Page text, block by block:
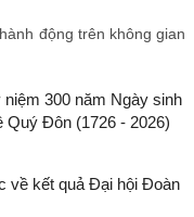
động trên không gian
300 năm Ngày sinh
Quý Đôn (1726 - 2026)
về kết quả Đại hội Đoàn